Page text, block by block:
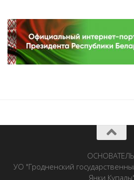
УО "Гродненский
Янки Купалы"